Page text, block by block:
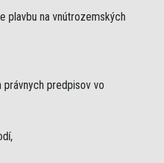
plavbu na vnútrozemských
predpisov vo